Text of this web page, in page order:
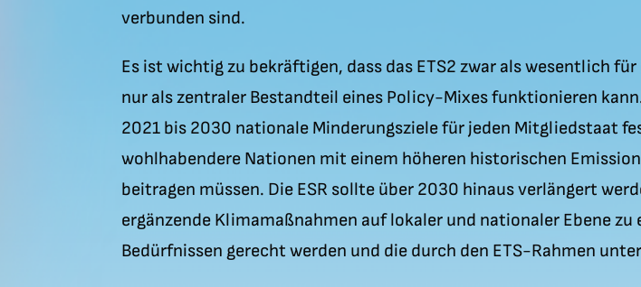
verbunden sind.
Es ist wichtig zu bekräftigen, dass das ETS2 zwar als wesentlich
nur als zentraler Bestandteil eines Policy-Mixes funktionieren
2021 bis 2030 nationale Minderungsziele für jeden Mitgliedstaat
wohlhabendere Nationen mit einem höheren historischen
beitragen müssen. Die ESR sollte über 2030 hinaus verlängert
ergänzende Klimamaßnahmen auf lokaler und nationaler Ebene
Bedürfnissen gerecht werden und die durch den ETS-Rahmen